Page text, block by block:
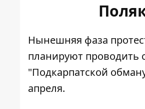
Нынешняя фаза
планируют проводить
"Подкарпатской
апреля.